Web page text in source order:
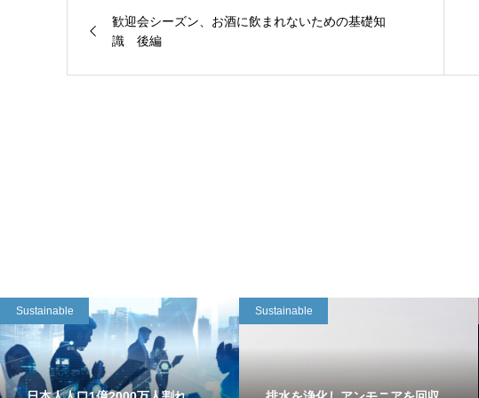
歓迎会シーズン、お酒に飲まれないための基礎知
識 後編
Sustainable Sustainable